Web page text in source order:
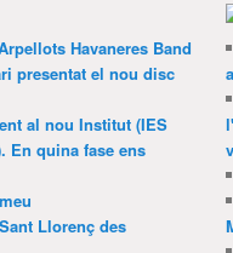
Havaneres Band
presentat el nou disc
al nou Institut (IES
En quina fase ens
Llorenç des